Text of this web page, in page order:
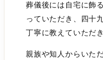
葬儀後には自宅に飾
っていただき、四十
丁寧に教えていただ
親族や知人からいた